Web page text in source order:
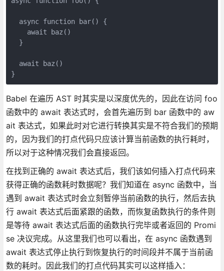
  async function bar() {
    await baz()
  }
  await baz()
}
Babel 在遍历 AST 时其实是以深度优先的，因此在访问 foo
函数中的 await 表达式时，会首先遍历到 bar 函数中的 aw
ait 表达式，如果此时对它进行转换其实是不符合我们的预期
的，因为我们的打点代码只应该计算当前函数的执行耗时，
所以对于这种情况我们会直接返回。
在找到正确的 await 表达式后，我们该如何插入打点代码来
获得正确的函数耗时数据呢？我们知道在 async 函数中，当
遇到 await 表达式时会立刻暂停当前函数的执行，然后去执
行 await 表达式后面紧跟的函数，而恢复函数执行的条件则
是等待 await 表达式后面的函数执行完毕或者返回的 Promi
se 决议完成。从这里我们也可以看出，在 async 函数遇到
await 表达式停止执行到恢复执行的时间段并不属于当前函
数的耗时。因此我们的打点代码其实可以这样插入：